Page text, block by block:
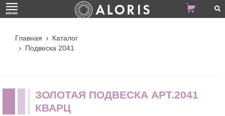
Главная
Каталог
Подвеска 2041
ЗОЛОТАЯ ПОДВЕСКА АРТ.2041
КВАРЦ